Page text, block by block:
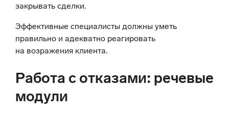
закрывать сделки.
Эффективные специалисты должны уметь
правильно и адекватно реагировать
на возражения клиента.
Работа с отказами: речевые
модули